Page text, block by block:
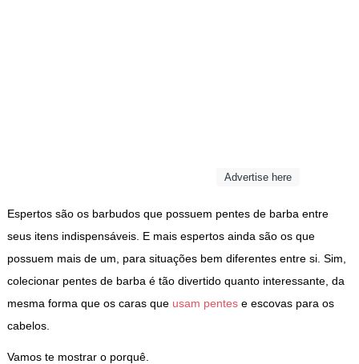
Advertise here
Espertos são os barbudos que possuem pentes de barba entre
seus itens indispensáveis. E mais espertos ainda são os que
possuem mais de um, para situações bem diferentes entre si. Sim,
colecionar pentes de barba é tão divertido quanto interessante, da
mesma forma que os caras que usam pentese escovas para os
cabelos.
Vamos te mostrar o porquê.